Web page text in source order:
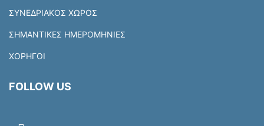
ΣΥΝΕΔΡΙΑΚΟΣ ΧΩΡΟΣ
ΣΗΜΑΝΤΙΚΕΣ ΗΜΕΡΟΜΗΝΙΕΣ
ΧΟΡΗΓΟΙ
FOLLOW US